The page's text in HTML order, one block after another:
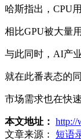
哈斯指出，CPU
相比GPU被大量
与此同时，AI产
就在此番表态的
市场需求也在快
本文地址： http://
文章来源：
短语